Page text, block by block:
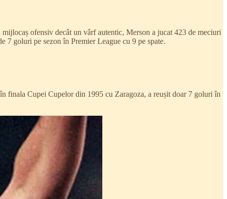
ofensiv decât un vârf autentic, Merson a jucat 423 de meciuri
7 goluri pe sezon în Premier League cu 9 pe spate.
finala Cupei Cupelor din 1995 cu Zaragoza, a reușit doar 7 goluri în